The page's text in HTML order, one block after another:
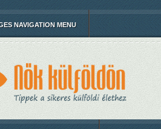
NAVIGATION MENU